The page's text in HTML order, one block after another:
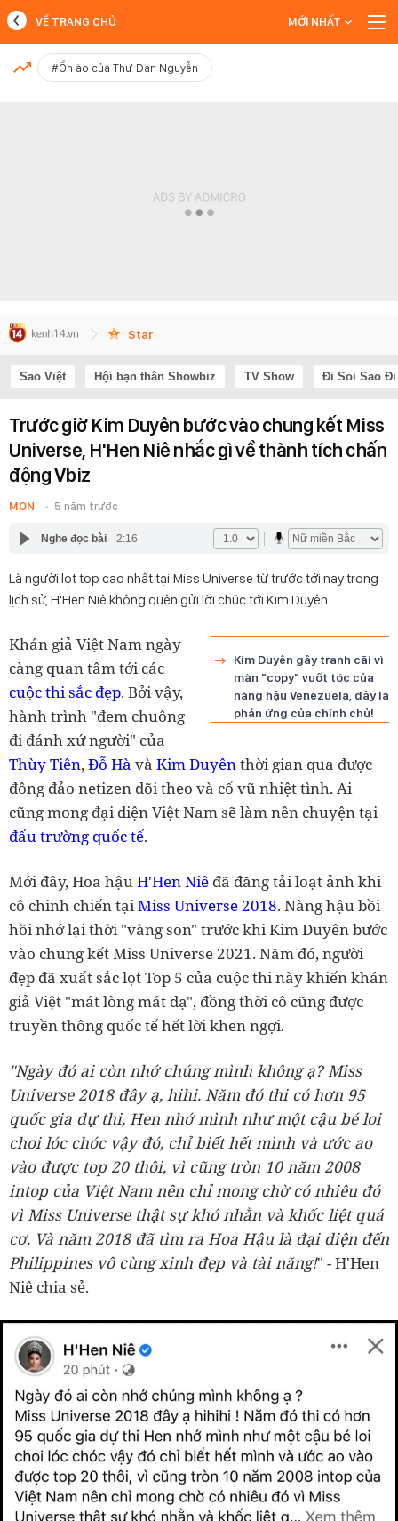
MỚI NHẤT
VỀ TRANG CHỦ MỚI NHẤT
#Ồn ào của Thư Đan Nguyễn
Star
Sao Việt Hội bạn thân Showbiz TV Show Đi Soi Sao Đi
Trước giờ Kim Duyên bước vào chung kết Miss
Universe, H'Hen Niê nhắc gì về thành tích chấn
động Vbiz
MON 5 năm trước
Nghe đọc bài 2:16
Là người lọt top cao nhất tại Miss Universe từ trước tới nay trong
lịch sử, H'Hen Niê không quên gửi lời chúc tới Kim Duyên.
Kim Duyên gây tranh cãi vì
màn "copy" vuốt tóc của
nàng hậu Venezuela, đây là
phản ứng của chính chủ!
Khán giả Việt Nam ngày
càng quan tâm tới các
cuộc thi sắc đẹp. Bởi vậy,
hành trình "đem chuông
đi đánh xứ người" của
Thùy Tiên,Đỗ Hà và Kim Duyênthời gian qua được
đông đảo netizen dõi theo và cổ vũ nhiệt tình. Ai
cũng mong đại diện Việt Nam sẽ làm nên chuyện tại
đấu trường quốc tế.
Mới đây, Hoa hậuH'Hen Niê đã đăng tải loạt ảnh khi
cô chinh chiến tạiMiss Universe 2018. Nàng hậu bồi
hồi nhớ lại thời "vàng son" trước khi Kim Duyên bước
vào chung kết Miss Universe 2021. Năm đó, người
đẹp đã xuất sắc lọt Top 5 của cuộc thi này khiến khán
giả Việt "mát lòng mát dạ", đồng thời cô cũng được
truyền thông quốc tế hết lời khen ngợi.
"Ngày đó ai còn nhớ chúng mình không ạ?Miss
Universe 2018 đây ạ, hihi. Năm đó thi có hơn 95
quốc gia dự thi, Hen nhớ mình như một cậu bé loi
choi lóc chóc vậy đó, chỉ biết hết mình và ước ao
vào được top 20 thôi, vì cũng tròn 10 năm 2008
intop của Việt Nam nên chỉ mong chờ có nhiêu đó
vì Miss Universe thật sự khó nhằn và khốc liệt quá
cơ. Và năm 2018 đã tìm ra Hoa Hậu là đại diện đến
Philippines vô cùng xinh đẹp và tài năng!" - H'Hen
Niê chia sẻ.